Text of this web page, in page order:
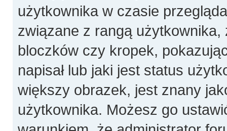
użytkownika w czasie
związane z rangą
bloczków czy kropek,
napisał lub jaki jest status
większy obrazek, jest znany
użytkownika. Możesz go